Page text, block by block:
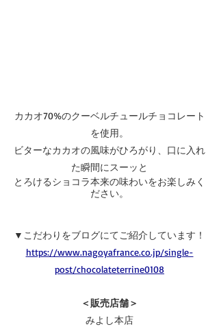
カカオ70%のクーベルチュールチョコレート
を使用。
ビターなカカオの風味がひろがり、口に入れ
た瞬間にスーッと
とろけるショコラ本来の味わいをお楽しみく
ださい。
▼こだわりをブログにてご紹介しています！
https://www.nagoyafrance.co.jp/single-
post/chocolateterrine0108
＜販売店舗＞
みよし本店